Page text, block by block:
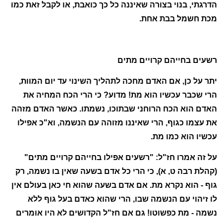
הדרגתי, בנוי בצורה שאיננה כל כך כואבת, או לקבל זאת כמו
מכת חשמל בבת אחת.
רשעים בחייהם קרויים מתים
יתר על כן, אם האדם מחכה לתהליך השינוי עד יום המוות,
הרי שכבר עכשיו הוא מת! מדוע? כי הרי הכח המחיה את
האדם הוא הכח הרוחני שבתוכו, נשמתו. כאשר האדם מזהה
את עצמו כגוף, הרי שאיננו מזוהה עם הנשמה, וא"כ אפילו
עכשיו הוא כמו מת.
על זה אמרו חז"ל: "רשעים אפילו בחייהם קרויים מתים"
(קהלת רבה ט, א), כי הרי כל אדם בשעה שאין בו נשמה, רק
גוף - הוא נקרא מת. אם אדם בשעה שהוא חי כאן בעולם אין
לו זיהוי עם הנשמה שבו, הרי שהוא כאדם בעל גוף ללא
נשמה - מת כפשוטו! גם אם חז"ל הקדושים לא היו אומרים